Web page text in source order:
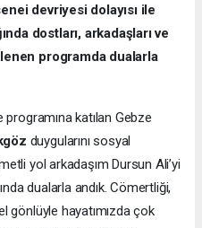
devriyesi dolayısı ile
dostları, arkadaşları ve
programda dualarla
katılan Gebze
duygularını sosyal
yol arkadaşım Dursun Ali’yi
dualarla andık. Cömertliği,
gönlüyle hayatımızda çok